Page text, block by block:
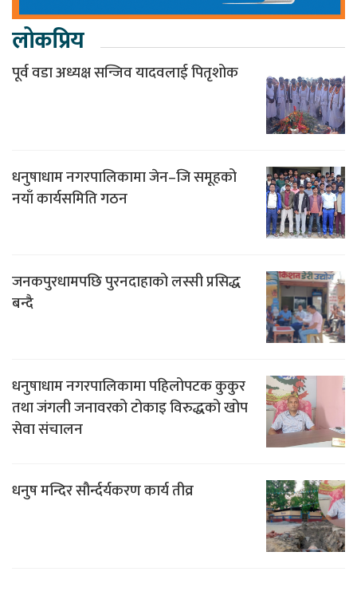
लोकप्रिय
पूर्व वडा अध्यक्ष सन्जिव यादवलाई पितृशोक
धनुषाधाम नगरपालिकामा जेन–जि समूहको
नयाँ कार्यसमिति गठन
जनकपुरधामपछि पुरनदाहाको लस्सी प्रसिद्ध
बन्दै
धनुषाधाम नगरपालिकामा पहिलोपटक कुकुर
तथा जंगली जनावरको टोकाइ विरुद्धको खोप
सेवा संचालन
धनुष मन्दिर सौर्न्दर्यकरण कार्य तीव्र